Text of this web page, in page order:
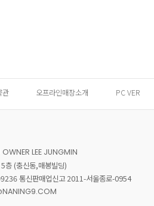
관 오프라인매장소개 PC VER
LEE JUNGMIN
층 (충신동,매봉빌딩)
통신판매업신고 2011-서울종로-0954